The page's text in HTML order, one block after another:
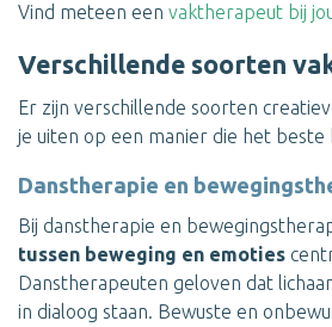
Vind meteen een vaktherapeut bij
Verschillende soorten
Er zijn verschillende soorten
je uiten op een manier die het beste
Danstherapie en
Bij danstherapie en
tussen beweging en emoties
Danstherapeuten geloven dat
in dialoog staan. Bewuste en